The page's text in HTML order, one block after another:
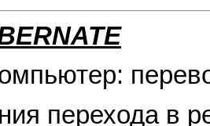
перехода в